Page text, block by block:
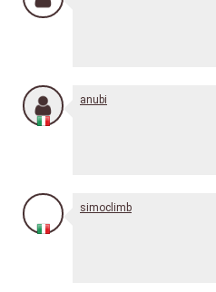
anubi
simoclimb